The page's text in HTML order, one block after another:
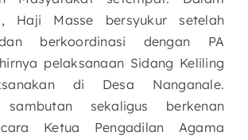
Haji Masse bersyukur setelah
berkoordinasi dengan PA
pelaksanaan Sidang Keliling
di Desa Nanganale.
sambutan sekaligus berkenan
Ketua Pengadilan Agama